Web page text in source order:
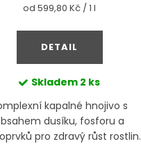
Měrná
od 599,80 Kč / 1 l
DETAIL
Skladem 2 ks
kapalné hnojivo s
dusíku, fosforu a
pro zdravý růst rostlin.